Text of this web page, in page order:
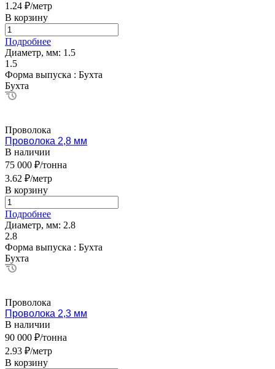
1.24 ₽/метр
В корзину
Подробнее
Диаметр, мм: 1.5
1.5
Форма выпуска : Бухта
Бухта
Проволока
Проволока 2,8 мм
В наличии
75 000 ₽/тонна
3.62 ₽/метр
В корзину
Подробнее
Диаметр, мм: 2.8
2.8
Форма выпуска : Бухта
Бухта
Проволока
Проволока 2,3 мм
В наличии
90 000 ₽/тонна
2.93 ₽/метр
В корзину